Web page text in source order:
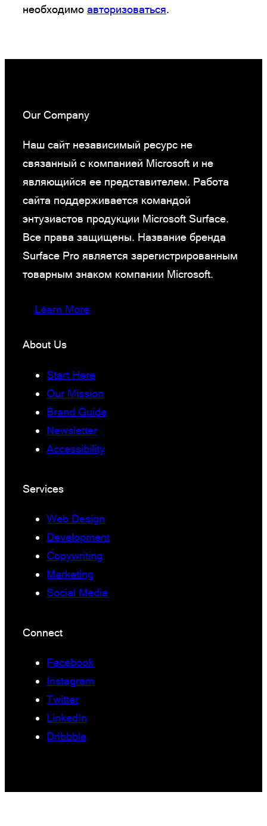
необходимо авторизоваться.
Our Company
Наш сайт независимый ресурс не
связанный с компанией Microsoft и не
являющийся ее представителем. Работа
сайта поддерживается командой
энтузиастов продукции Microsoft Surface.
Все права защищены. Название бренда
Surface Pro является зарегистрированным
товарным знаком компании Microsoft.
Learn More
About Us
Start Here
Our Mission
Brand Guide
Newsletter
Accessibility
Services
Web Design
Development
Copywriting
Marketing
Social Media
Connect
Facebook
Instagram
Twitter
LinkedIn
Dribbble